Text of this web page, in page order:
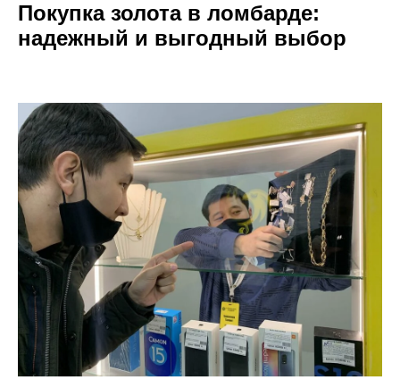
Покупка золота в ломбарде:
надежный и выгодный выбор